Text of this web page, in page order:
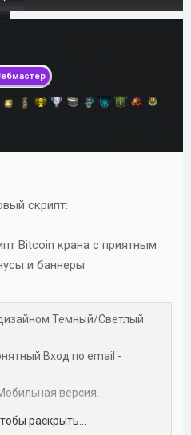
скрипт:
Bitcoin крана с приятным
и баннеры
Темный/Светлый
Вход по email -
версия.
раскрыть...